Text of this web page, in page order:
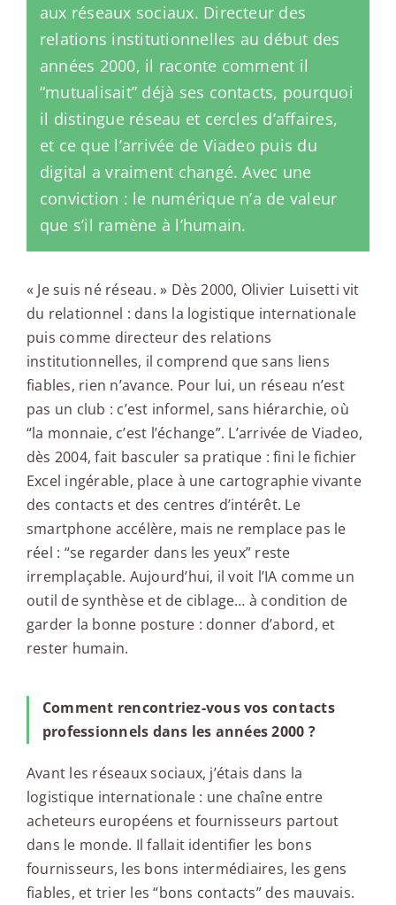
aux réseaux sociaux. Directeur des
relations institutionnelles au début des
années 2000, il raconte comment il
“mutualisait” déjà ses contacts, pourquoi
il distingue réseau et cercles d’affaires,
et ce que l’arrivée de Viadeo puis du
digital a vraiment changé. Avec une
conviction : le numérique n’a de valeur
que s’il ramène à l’humain.
« Je suis né réseau. » Dès 2000, Olivier Luisetti vit
du relationnel : dans la logistique internationale
puis comme directeur des relations
institutionnelles, il comprend que sans liens
fiables, rien n’avance. Pour lui, un réseau n’est
pas un club : c’est informel, sans hiérarchie, où
“la monnaie, c’est l’échange”. L’arrivée de Viadeo,
dès 2004, fait basculer sa pratique : fini le fichier
Excel ingérable, place à une cartographie vivante
des contacts et des centres d’intérêt. Le
smartphone accélère, mais ne remplace pas le
réel : “se regarder dans les yeux” reste
irremplaçable. Aujourd’hui, il voit l’IA comme un
outil de synthèse et de ciblage… à condition de
garder la bonne posture : donner d’abord, et
rester humain.
Comment rencontriez-vous vos contacts
professionnels dans les années 2000 ?
Avant les réseaux sociaux, j’étais dans la
logistique internationale : une chaîne entre
acheteurs européens et fournisseurs partout
dans le monde. Il fallait identifier les bons
fournisseurs, les bons intermédiaires, les gens
fiables, et trier les “bons contacts” des mauvais.